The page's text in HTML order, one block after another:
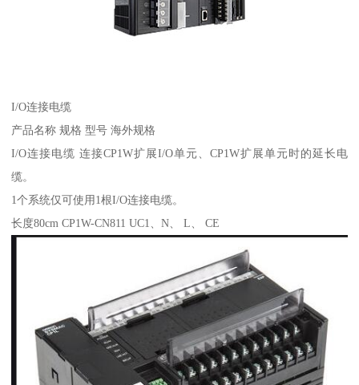
I/O连接电缆
产品名称 规格 型号 海外规格
I/O连接电缆 连接CP1W扩展I/O单元、CP1W扩展单元时的延长电
缆。
1个系统仅可使用1根I/O连接电缆。
长度80cm CP1W-CN811 UC1、N、 L、 CE